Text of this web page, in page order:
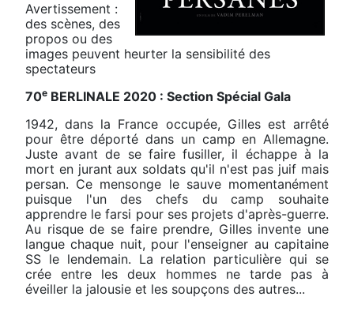
Avertissement :
des scènes, des
propos ou des
images peuvent heurter la sensibilité des
spectateurs
70e BERLINALE 2020 : Section Spécial Gala
1942, dans la France occupée, Gilles est arrêté
pour être déporté dans un camp en Allemagne.
Juste avant de se faire fusiller, il échappe à la
mort en jurant aux soldats qu'il n'est pas juif mais
persan. Ce mensonge le sauve momentanément
puisque l'un des chefs du camp souhaite
apprendre le farsi pour ses projets d'après-guerre.
Au risque de se faire prendre, Gilles invente une
langue chaque nuit, pour l'enseigner au capitaine
SS le lendemain. La relation particulière qui se
crée entre les deux hommes ne tarde pas à
éveiller la jalousie et les soupçons des autres...